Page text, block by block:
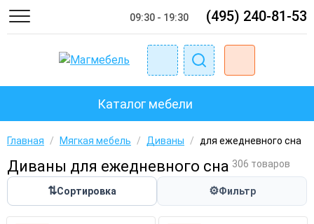
09:30 - 19:30 (495) 240-81-53
Каталог мебели
Главная / Мягкая мебель / Диваны / для ежедневного сна
Диваны для ежедневного сна 306 товаров
⇅Сортировка ⚙Фильтр